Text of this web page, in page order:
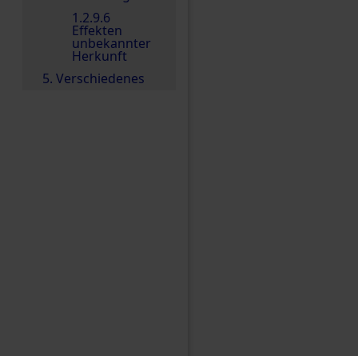
1.2.9.6
Effekten
unbekannter
Herkunft
5. Verschiedenes